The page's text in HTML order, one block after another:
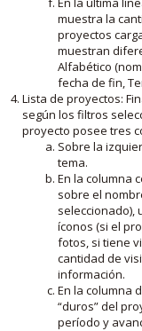
muestra la
proyectos
muestran
Alfabético
fecha de fin,
Lista de proyectos:
según los filtros
proyecto posee tres
Sobre la
tema.
En la columna
sobre el
seleccionado),
íconos (si el
fotos, si tiene
cantidad de
información.
En la columna
“duros” del
período y